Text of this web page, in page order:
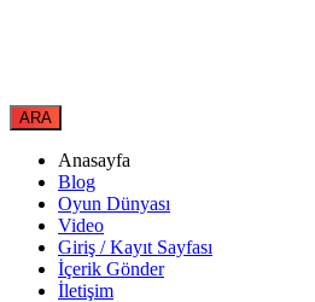
Anasayfa
Blog
Oyun Dünyası
Video
Giriş / Kayıt Sayfası
İçerik Gönder
İletişim